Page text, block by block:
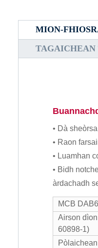
MION-
• Dà
• Raon
• Luamhan
• Bidh
àrdachadh
MCB
Airson
60898-1)
Pòlaichean